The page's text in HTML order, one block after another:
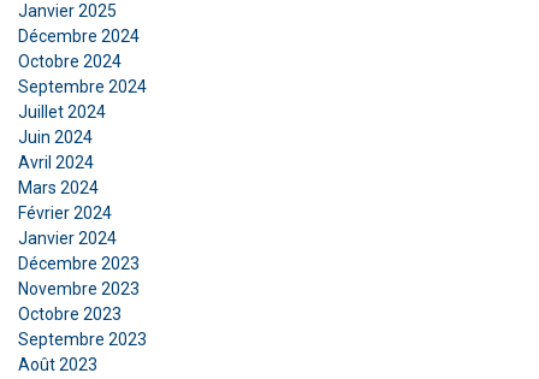
Janvier 2025
Décembre 2024
Octobre 2024
Septembre 2024
Juillet 2024
Juin 2024
Avril 2024
Mars 2024
Février 2024
Janvier 2024
Décembre 2023
Novembre 2023
Octobre 2023
Septembre 2023
Août 2023
Ce site Web utilise des cookies
Nous utilisons des cookies pour personnaliser le
contenu, les publicités et analyser notre trafic.
Nous partageons également des informations
sur votre utilisation de notre site avec nos
partenaires de publicité et d'analyse qui peuvent
les combiner avec d'autres informations que
vous leur avez fournies ou qu'ils ont collectées
lors de votre utilisation de leurs services.
Privacy Policy